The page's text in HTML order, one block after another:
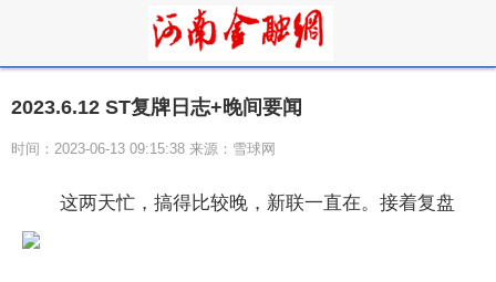
2023.6.12 ST复牌日志+晚间要闻
时间：2023-06-13 09:15:38 来源：雪球网
这两天忙，搞得比较晚，新联一直在。接着复盘